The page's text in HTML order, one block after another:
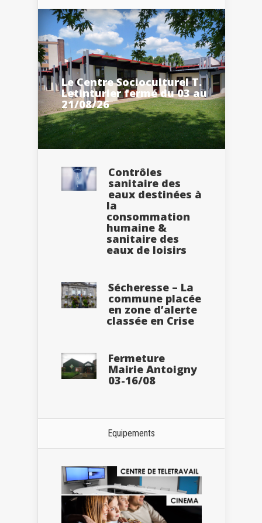
Le Centre Socioculturel T.
Letinturier fermé du 03 au
21/08/26
Contrôles
sanitaire des
eaux destinées à
la
consommation
humaine &
sanitaire des
eaux de loisirs
Sécheresse – La
commune placée
en zone d’alerte
classée en Crise
Fermeture
Mairie Antoigny
03-16/08
Equipements